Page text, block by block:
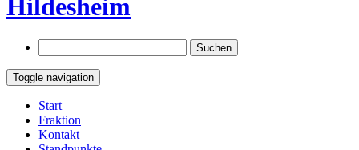
nach:
Toggle navigation
Springe
zum
Inhalt
Start
Fraktion
Kontakt